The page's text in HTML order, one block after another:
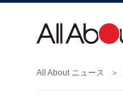
All About ニュース